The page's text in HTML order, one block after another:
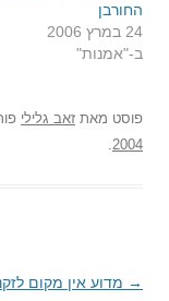
החורבן
24 במרץ 2006
ב-"אמנות"
פוסט מאת זאב גלילי
2004
.
ניווט
→ מדוע אין מקום